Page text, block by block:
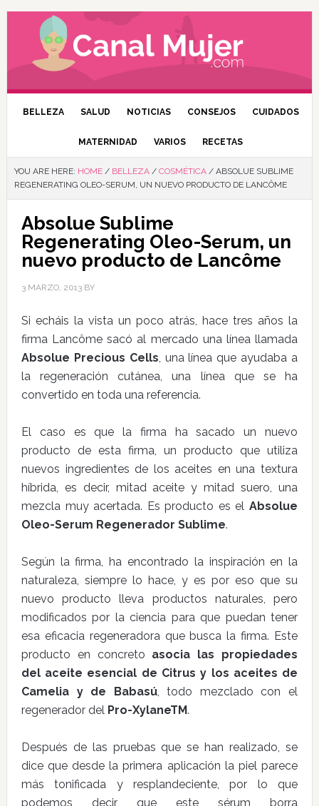
BELLEZA SALUD NOTICIAS CONSEJOS CUIDADOS
MATERNIDAD VARIOS RECETAS
YOU ARE HERE: HOME / BELLEZA / COSMÉTICA /ABSOLUE SUBLIME
REGENERATING OLEO-SERUM, UN NUEVO PRODUCTO DE LANCÔME
Absolue Sublime
Regenerating Oleo-Serum, un
nuevo producto de Lancôme
3 MARZO, 2013BY
Si echáis la vista un poco atrás, hace tres años la
firma Lancôme sacó al mercado una línea llamada
Absolue Precious Cells, una línea que ayudaba a
la regeneración cutánea, una línea que se ha
convertido en toda una referencia.
El caso es que la firma ha sacado un nuevo
producto de esta firma, un producto que utiliza
nuevos ingredientes de los aceites en una textura
híbrida, es decir, mitad aceite y mitad suero, una
mezcla muy acertada. Es producto es elAbsolue
Oleo-Serum Regenerador Sublime.
Según la firma, ha encontrado la inspiración en la
naturaleza, siempre lo hace, y es por eso que su
nuevo producto lleva productos naturales, pero
modificados por la ciencia para que puedan tener
esa eficacia regeneradora que busca la firma. Este
producto en concreto asocia las propiedades
del aceite esencial de Citrus y los aceites de
Camelia y de Babasú, todo mezclado con el
regenerador del Pro-XylaneTM.
Después de las pruebas que se han realizado, se
dice que desde la primera aplicación la piel parece
más tonificada y resplandeciente, por lo que
podemos decir que este sérum borra